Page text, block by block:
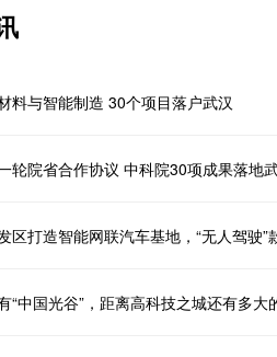
料与智能制造 30个项目落户武汉
轮院省合作协议 中科院30项成果落地
区打造智能网联汽车基地，“无人驾驶”
“中国光谷”，距离高科技之城还有多大